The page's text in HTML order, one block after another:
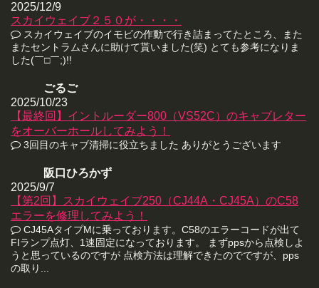
2025/12/9
スカイウェイブ２５０が・・・・
スカイウェイブのイモビの作動で行き詰まってたところ、また
またセントラムさんに助けて貰いました(笑) とても参考になりま
した(￣□￣;)!!
ごるご
2025/10/23
【最終回】イントルーダー800（VS52C）のキャブレター
をオーバーホールしてみよう！
3回目のキャブ清掃に役立ちました ありがとうございます
阪口ひろかず
2025/9/7
【第2回】スカイウェイブ250（CJ44A・CJ45A）のC58
エラーを修理してみよう！
CJ45AタイプMに乗っております。C58のエラーコードが出て
FIランプ点灯、1速固定になっております。 まずppsから点検しよ
うと思っているのですが 点検方法は理解できたのでですが、pps
の取り...